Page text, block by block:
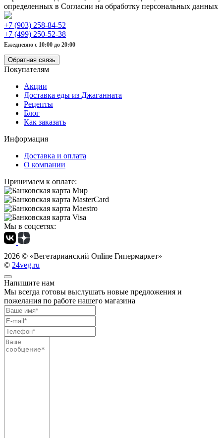
определенных в Согласии на обработку персональных данных
+7 (903) 258-84-52
+7 (499) 250-52-38
Ежедневно с 10:00 до 20:00
Обратная связь
Покупателям
Акции
Доставка еды из Джаганната
Рецепты
Блог
Как заказать
Информация
Доставка и оплата
О компании
Принимаем к оплате:
Мы в соцсетях:
2026 © «Вегетарианский Online Гипермаркет»
© 24veg.ru
Напишите нам
Мы всегда готовы выслушать новые предложения и
пожелания по работе нашего магазина